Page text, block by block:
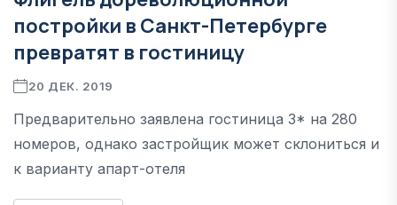
постройки в Санкт-Петербурге
превратят в гостиницу
20 ДЕК. 2019
Предварительно заявлена гостиница 3* на 280
номеров, однако застройщик может склониться и
к варианту апарт-отеля